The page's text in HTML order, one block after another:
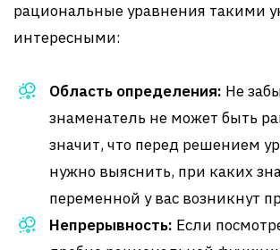
рациональные уравнения такими
интересными:
Область определения: Не
знаменатель не может быть
значит, что перед решением
нужно выяснить, при каких
переменной у вас возникнут
Непрерывность: Если